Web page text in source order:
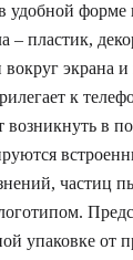
удобной форме
– пластик,
экрана
к
в
частиц
упаковке от